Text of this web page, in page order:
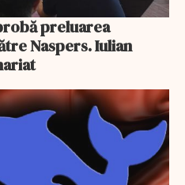
preluarea
Naspers. Iulian